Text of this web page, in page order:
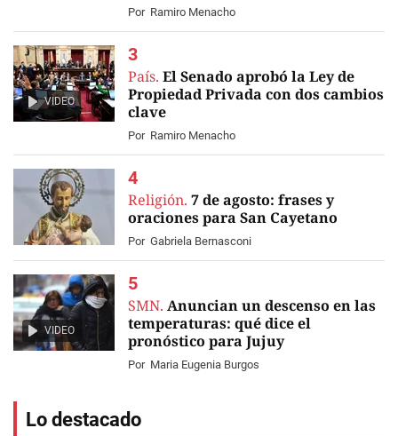
Por Ramiro Menacho
VIDEO
País. El Senado aprobó la Ley de
Propiedad Privada con dos cambios
clave
Por Ramiro Menacho
Religión. 7 de agosto: frases y
oraciones para San Cayetano
Por Gabriela Bernasconi
VIDEO
SMN. Anuncian un descenso en las
temperaturas: qué dice el
pronóstico para Jujuy
Por Maria Eugenia Burgos
Lo destacado